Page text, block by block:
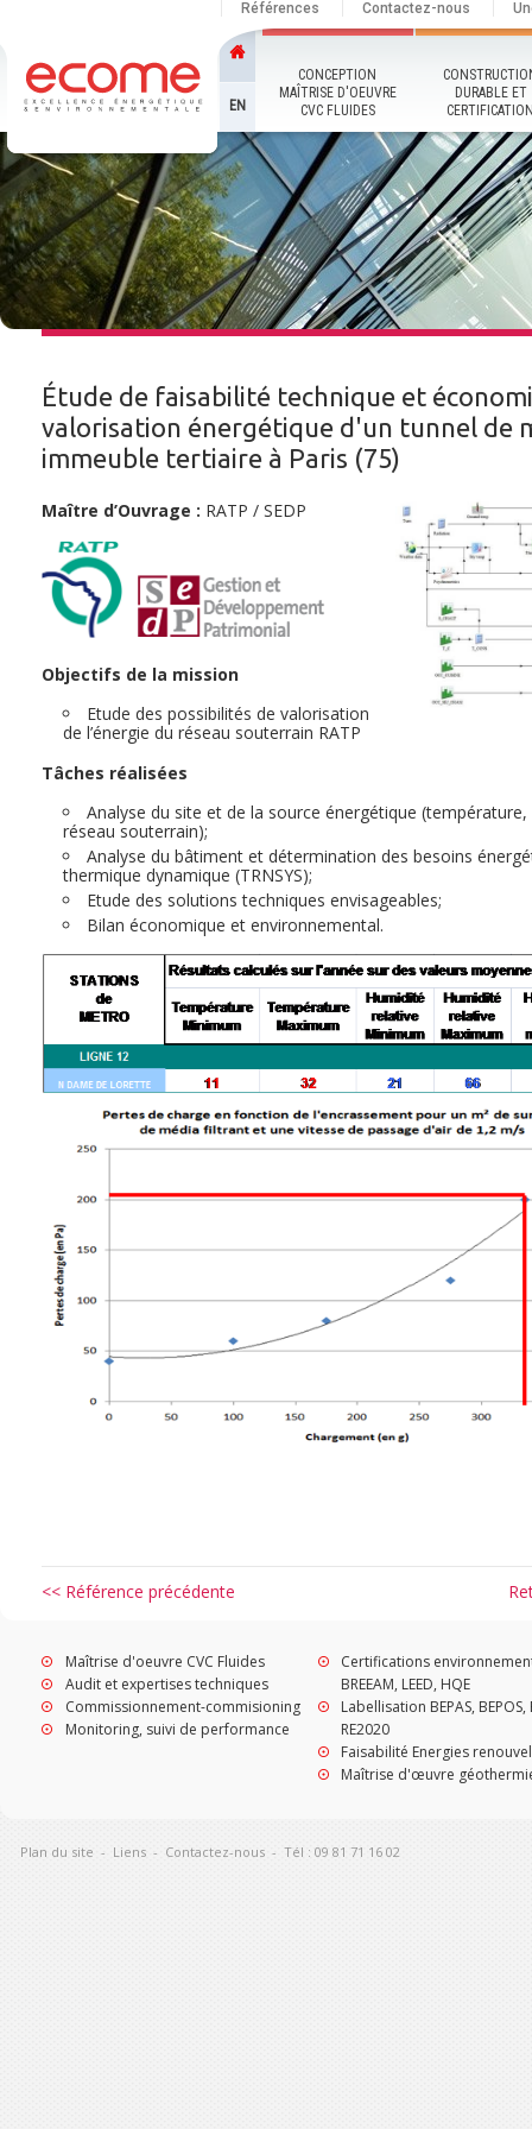
Références Contactez-nous
EN
CONCEPTION
MAÎTRISE D'OEUVRE
CVC FLUIDES
DURABLE ET
Étude de faisabilité technique et
valorisation énergétique d'un tunnel de
immeuble tertiaire à Paris (75)
Maître d’Ouvrage : RATP / SEDP
Objectifs de la mission
Etude des possibilités de valorisation
de l’énergie du réseau souterrain RATP
Tâches réalisées
Analyse du site et de la source énergétique
réseau souterrain);
Analyse du bâtiment et détermination des besoins
thermique dynamique (TRNSYS);
Etude des solutions techniques envisageables;
Bilan économique et environnemental.
<< Référence précédente
Maîtrise d'oeuvre CVC Fluides
Audit et expertises techniques
Commissionnement-commisioning
Monitoring, suivi de performance
Certifications
BREEAM, LEED, HQE
Labellisation BEPAS, BEPOS,
RE2020
Faisabilité Energies
Maîtrise d'œuvre
Plan du site - Liens - Contactez-nous - Tél : 09 81 71 16 02